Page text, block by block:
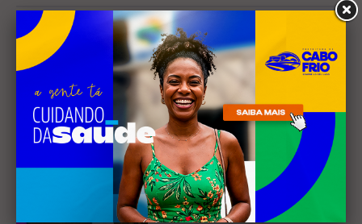
Mais Lidas
1
EVENTOS
Cabo Frio recebe 20ª edição
do Diveneta Moto Fest neste
fim de semana